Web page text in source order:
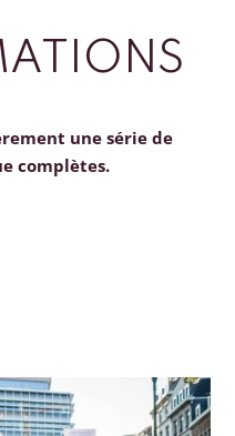
une série de
complètes.